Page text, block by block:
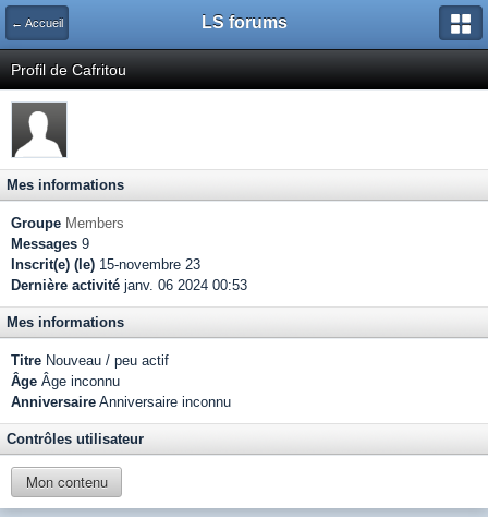
← Accueil LS forums
Profil de Cafritou
Mes informations
Groupe Members
Messages 9
Inscrit(e) (le) 15-novembre 23
Dernière activité janv. 06 2024 00:53
Mes informations
Titre Nouveau / peu actif
Âge Âge inconnu
Anniversaire Anniversaire inconnu
Contrôles utilisateur
Mon contenu